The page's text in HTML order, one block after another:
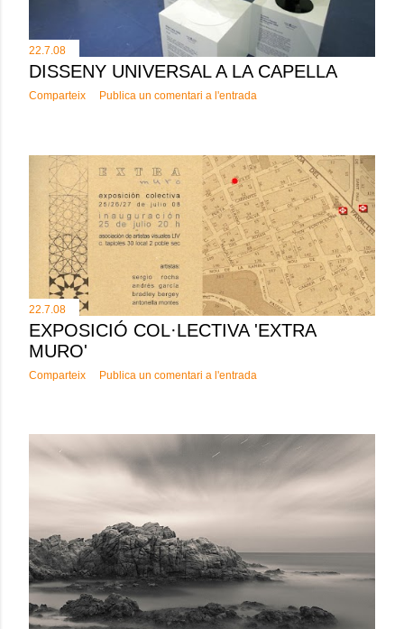
22.7.08
DISSENY UNIVERSAL A LA CAPELLA
Comparteix Publica un comentari a l'entrada
22.7.08
EXPOSICIÓ COL·LECTIVA 'EXTRA
MURO'
Comparteix Publica un comentari a l'entrada